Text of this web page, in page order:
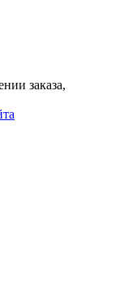
заказа,